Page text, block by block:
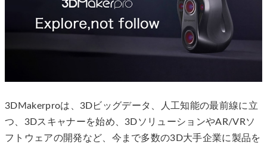
3DMakerproは、3Dビッグデータ、人工知能の最前線に立
つ、3Dスキャナーを始め、3DソリューションやAR/VRソ
フトウェアの開発など、今まで多数の3D大手企業に製品を